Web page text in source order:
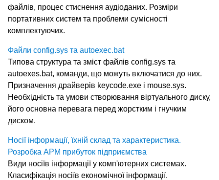
файлів, процес стиснення аудіоданих. Розміри
портативних систем та проблеми сумісності
комплектуючих.
Файли config.sys та autoexec.bat
Типова структура та зміст файлів config.sys та
autoexes.bat, команди, що можуть включатися до них.
Призначення драйверів keycode.exe і mouse.sys.
Необхідність та умови створювання віртуального диску,
його основна перевага перед жорстким і гнучким
диском.
Носії інформації, їхній склад та характеристика.
Розробка АРМ прибуток підприємства
Види носіїв інформації у комп'ютерних системах.
Класифікація носіїв економічної інформації.